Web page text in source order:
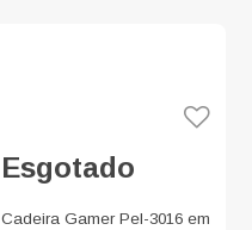
Esgotado
Cadeira Gamer Pel-3016 em